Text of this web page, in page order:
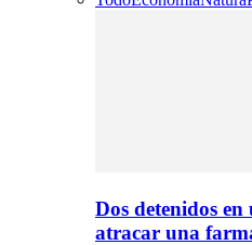
Dos detenidos
atracar una